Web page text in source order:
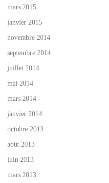
mars 2015
janvier 2015
novembre 2014
septembre 2014
juillet 2014
mai 2014
mars 2014
janvier 2014
octobre 2013
août 2013
juin 2013
mars 2013